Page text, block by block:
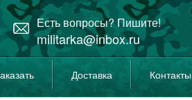
Есть вопросы? Пишите!
militarka@inbox.ru
Доставка Контакты